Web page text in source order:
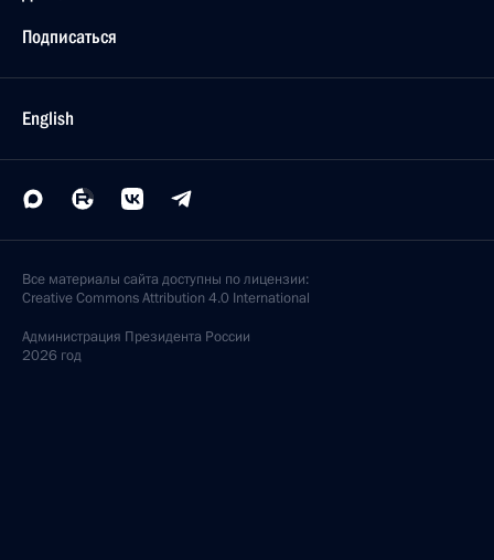
Подписаться
English
Все материалы сайта доступны по лицензии:
Creative Commons Attribution 4.0 International
Администрация Президента России
2026 год